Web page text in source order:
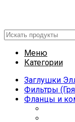
Меню
Категории
Заглушки
Фильтры
Фланцы и